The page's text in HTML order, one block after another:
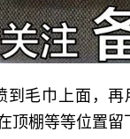
毛巾上面，
棚等等位置留